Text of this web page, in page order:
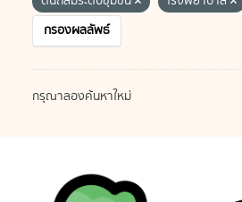
กรองผลลัพธ์
กรุณาลองค้นหาใหม่